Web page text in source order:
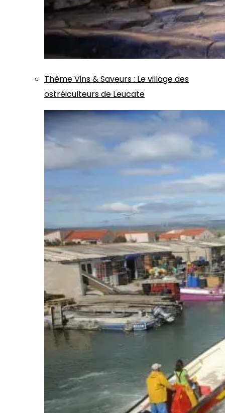
ThèmeVins & Saveurs: Le village des
ostréiculteurs de Leucate